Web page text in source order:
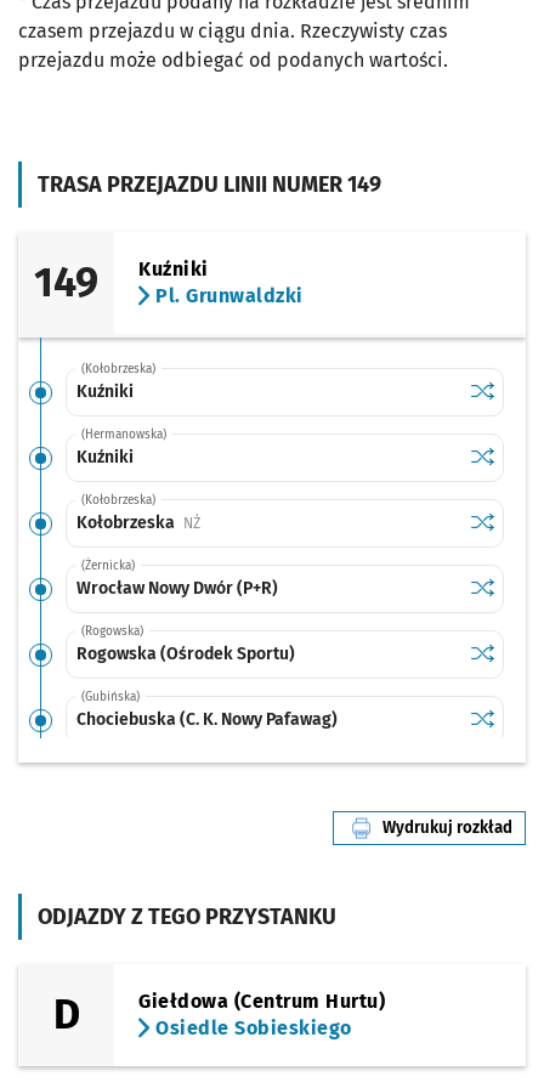
TRASA PRZEJAZDU LINII NUMER 149
149
Kuźniki
Pl. Grunwaldzki
(Kołobrzeska)
Kuźniki Sprawdź
Kuźniki
(Hermanowska)
Kuźniki Sprawdź
Kuźniki
(Kołobrzeska)
Kołobrzeska NŻPrzystanek na życzenie Sprawdź
(Żernicka)
Wrocław Nowy Dwór (P+R) Sprawdź
Wrocław
(Rogowska)
Rogowska (Ośrodek Sportu) Sprawdź
(Gubińska)
Chociebuska (C. K. Nowy Pafawag) Sprawdź
(TAT)
Sprawdź
Strzegomska 148
Wydrukuj rozkład
linii nr 149
ODJAZDY Z TEGO PRZYSTANKU
D
Giełdowa (Centrum Hurtu)
Osiedle Sobieskiego
czasem przejazdu w ciągu dnia. Rzeczywisty czas
przejazdu może odbiegać od podanych wartości.